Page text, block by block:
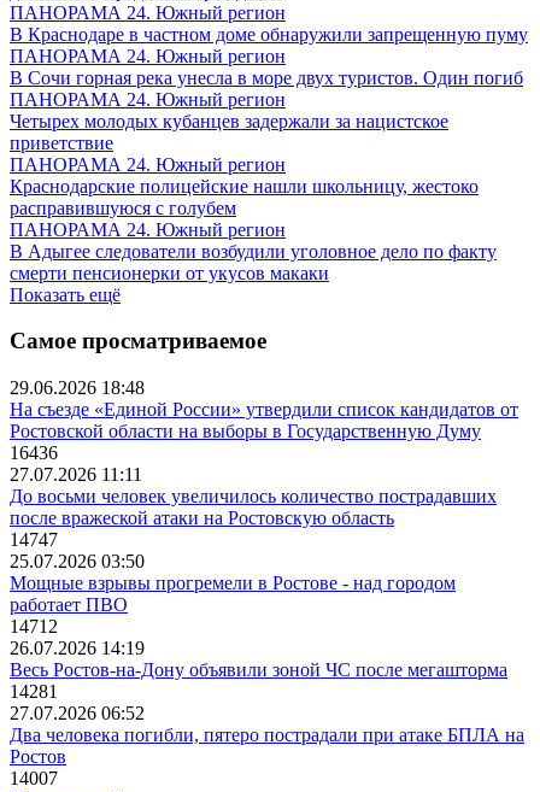
ПАНОРАМА 24. Южный регион
В Краснодаре в частном доме обнаружили запрещенную пуму
ПАНОРАМА 24. Южный регион
В Сочи горная река унесла в море двух туристов. Один погиб
ПАНОРАМА 24. Южный регион
Четырех молодых кубанцев задержали за нацистское
приветствие
ПАНОРАМА 24. Южный регион
Краснодарские полицейские нашли школьницу, жестоко
расправившуюся с голубем
ПАНОРАМА 24. Южный регион
В Адыгее следователи возбудили уголовное дело по факту
смерти пенсионерки от укусов макаки
Показать ещё
Самое просматриваемое
29.06.2026 18:48
На съезде «Единой России» утвердили список кандидатов от
Ростовской области на выборы в Государственную Думу
16436
27.07.2026 11:11
До восьми человек увеличилось количество пострадавших
после вражеской атаки на Ростовскую область
14747
25.07.2026 03:50
Мощные взрывы прогремели в Ростове - над городом
работает ПВО
14712
26.07.2026 14:19
Весь Ростов-на-Дону объявили зоной ЧС после мегашторма
14281
27.07.2026 06:52
Два человека погибли, пятеро пострадали при атаке БПЛА на
Ростов
14007